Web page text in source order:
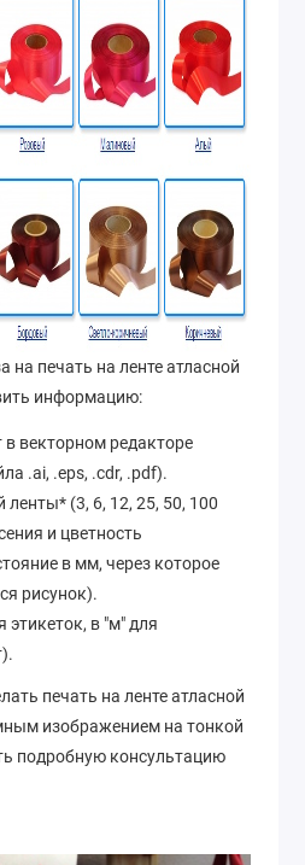
на печать на ленте атласной
информацию:
в векторном редакторе
.ai, .eps, .cdr, .pdf).
ленты* (3, 6, 12, 25, 50, 100
и цветность
в мм, через которое
рисунок).
в "м" для
печать на ленте атласной
изображением на тонкой
подробную консультацию